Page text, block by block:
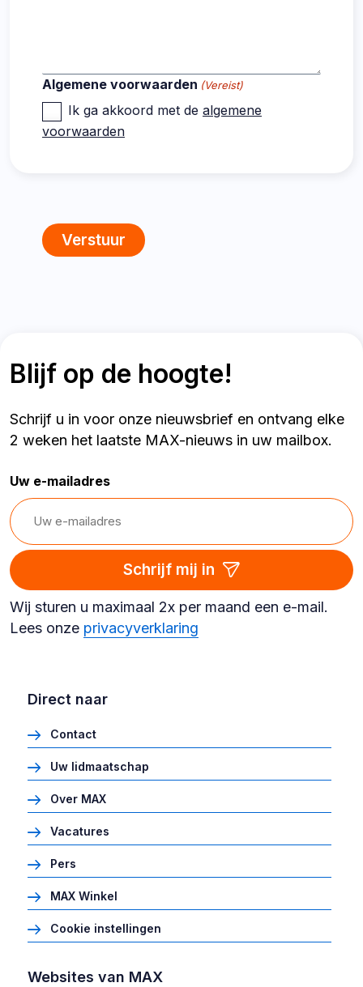
Algemene voorwaarden (Vereist)
Ik ga akkoord met de algemene
voorwaarden
Verstuur
Blijf op de hoogte!
Schrijf u in voor onze nieuwsbrief en ontvang elke
2 weken het laatste MAX-nieuws in uw mailbox.
Uw e-mailadres
Schrijf mij in
Wij sturen u maximaal 2x per maand een e-mail.
Lees onze privacyverklaring
Direct naar
Contact
Uw lidmaatschap
Over MAX
Vacatures
Pers
MAX Winkel
Cookie instellingen
Websites van MAX